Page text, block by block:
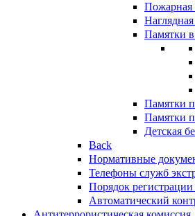
Пожарная
Памятки
Памятки
Памятки
Детская
Back
Нормативные
Телефоны служб
Порядок
Автоматический